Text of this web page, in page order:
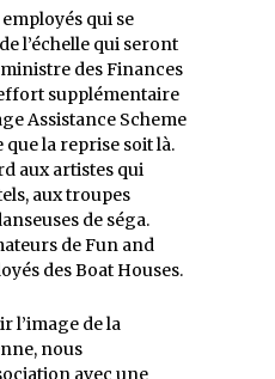
qui se
l’échelle qui seront
des Finances
supplémentaire
Assistance Scheme
que la reprise soit là.
aux artistes qui
aux troupes
de séga.
de Fun and
des Boat Houses.
l’image de la
nous
avec une